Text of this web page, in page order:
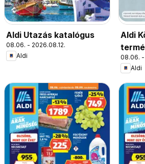
Aldi Utazás katalógus
08.06. - 2026.08.12.
Aldi
Aldi
08.06. -
Aldi